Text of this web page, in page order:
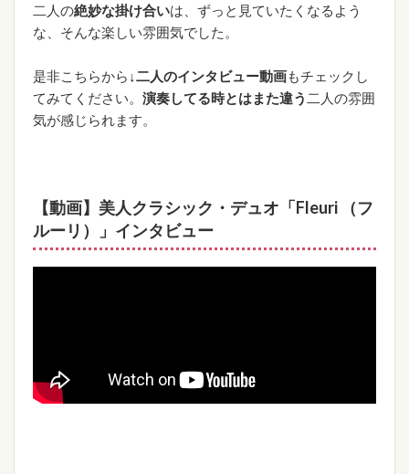
二人の絶妙な掛け合いは、ずっと見ていたくなるよう
な、そんな楽しい雰囲気でした。
是非こちらから ↓二人のインタビュー動画もチェックし
てみてください。 演奏してる時とはまた違う 二人の雰囲
気が感じられます。
【動画】美人クラシック・デュオ「Fleuri （フ
ルーリ）」インタビュー